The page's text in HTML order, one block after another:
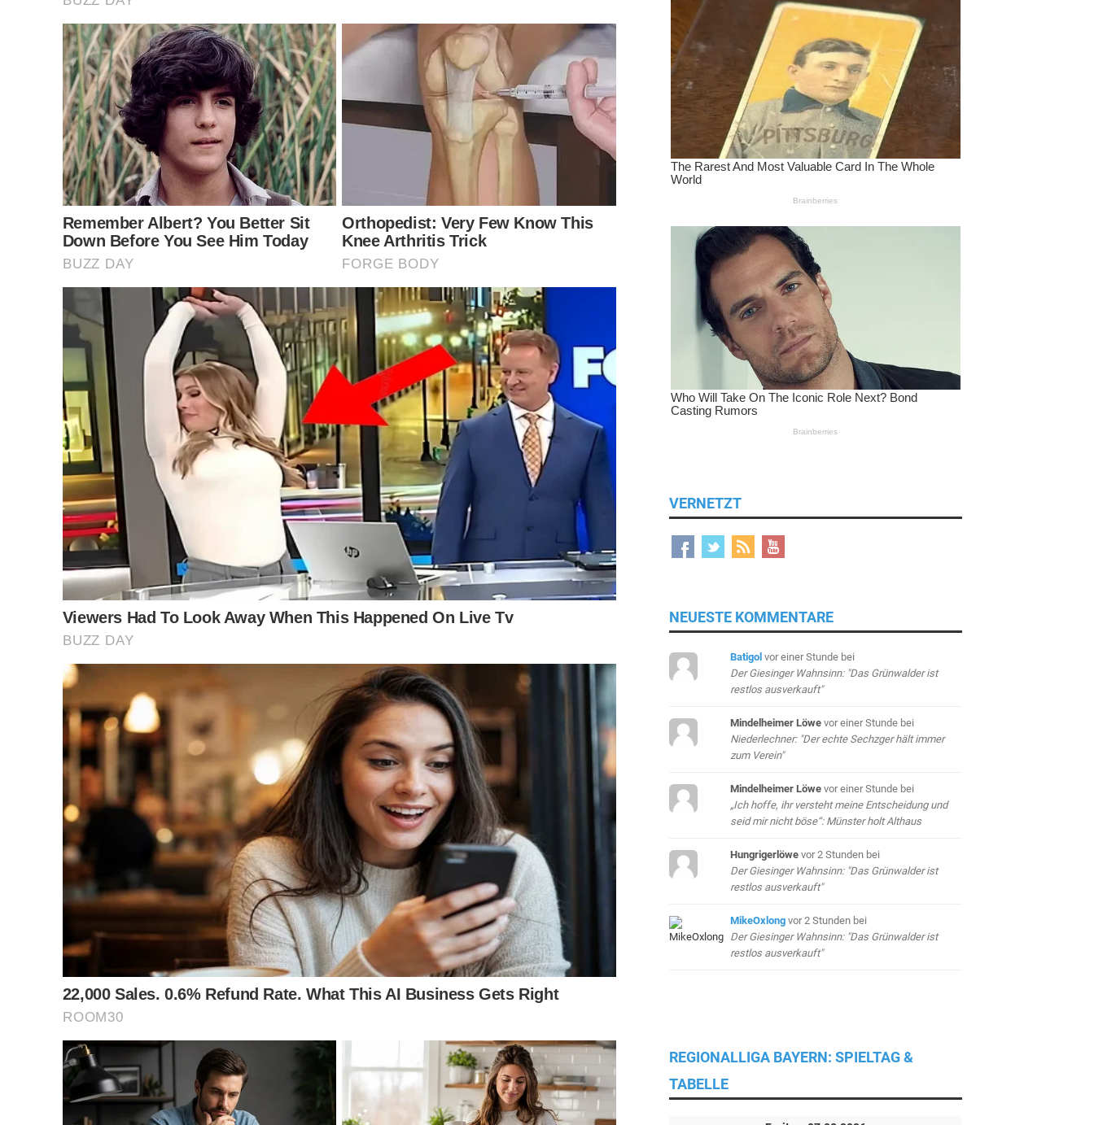
VERNETZT
NEUESTE KOMMENTARE
Batigol vor einer Stundebei
Der Giesinger Wahnsinn: "Das Grünwalder ist
restlos ausverkauft"
Mindelheimer Löwe vor einer Stundebei
Niederlechner: "Der echte Sechzger hält immer
zum Verein"
Mindelheimer Löwe vor einer Stundebei
„Ich hoffe, ihr versteht meine Entscheidung und
seid mir nicht böse“: Münster holt Althaus
Hungrigerlöwe vor 2 Stundenbei
Der Giesinger Wahnsinn: "Das Grünwalder ist
restlos ausverkauft"
MikeOxlong vor 2 Stundenbei
Der Giesinger Wahnsinn: "Das Grünwalder ist
restlos ausverkauft"
REGIONALLIGA BAYERN: SPIELTAG &
TABELLE